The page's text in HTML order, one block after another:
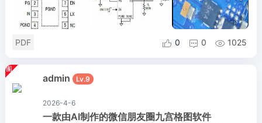
PDF  0  0  1025
admin Lv.9
2026-4-6
一款由AI制作的微信朋友圈九宫格图软件